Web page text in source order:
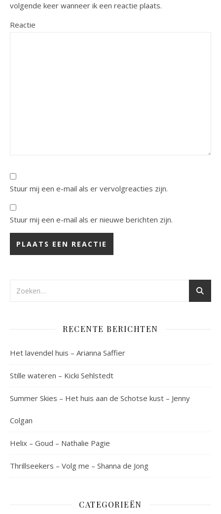
volgende keer wanneer ik een reactie plaats.
Reactie
Stuur mij een e-mail als er vervolgreacties zijn.
Stuur mij een e-mail als er nieuwe berichten zijn.
RECENTE BERICHTEN
Het lavendel huis – Arianna Saffier
Stille wateren – Kicki Sehlstedt
Summer Skies – Het huis aan de Schotse kust – Jenny
Colgan
Helix – Goud – Nathalie Pagie
Thrillseekers – Volg me – Shanna de Jong
CATEGORIEËN